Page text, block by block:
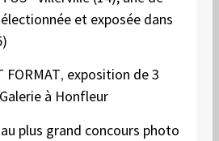
et exposée dans
FORMAT, exposition de 3
à Honfleur
plus grand concours photo